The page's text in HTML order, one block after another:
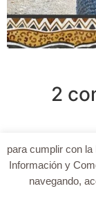
2
Jo me
para cumplir con
Información y
navegando,